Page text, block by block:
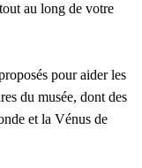
au long de votre
pour aider les
du musée, dont des
et la Vénus de